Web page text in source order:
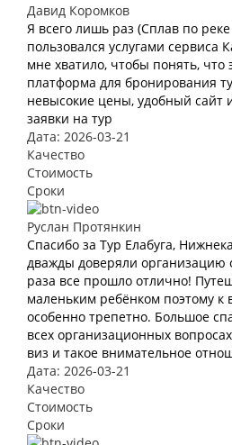
Давид Коромков
Я всего лишь раз (Сплав по
пользовался услугами сервиса
мне хватило, чтобы понять, что
платформа для бронирования
невысокие цены, удобный сайт
заявки на тур
Дата: 2026-03-21
Качество
Стоимость
Сроки
Руслан Протянкин
Спасибо за Тур Елабуга,
дважды доверяли организацию
раза все прошло отлично!
маленьким ребёнком поэтому к
особенно трепетно. Большое
всех организационных
виз и такое внимательное
Дата: 2026-03-21
Качество
Стоимость
Сроки